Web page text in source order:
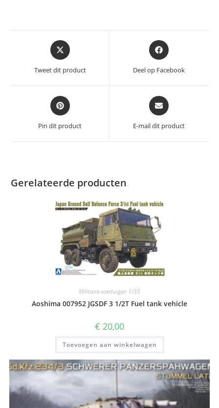
Opent
in
een
nieuw
Tweet dit product
Opent
in
nieuw
Deel op Facebook
Opent
in
een
nieuw
Pin dit product
Opent
in
een
nieuw
E-mail dit product
Gerelateerde producten
Militaire voertuigen 1/35
Aoshima 007952 JGSDF 3 1/2T Fuel tank vehicle
€ 20,00
Toevoegen aan winkelwagen